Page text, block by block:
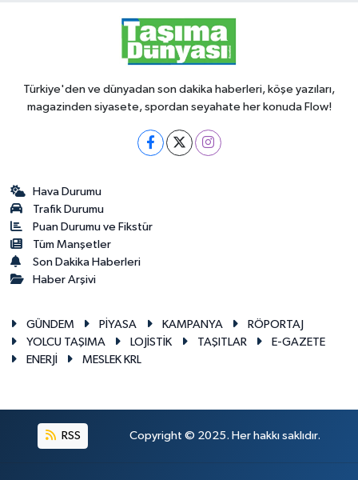
Türkiye'den ve dünyadan son dakika haberleri, köşe yazıları,
magazinden siyasete, spordan seyahate her konuda Flow!
Hava Durumu
Trafik Durumu
Puan Durumu ve Fikstür
Tüm Manşetler
Son Dakika Haberleri
Haber Arşivi
GÜNDEM PİYASA KAMPANYA
RÖPORTAJ
YOLCU TAŞIMA
LOJİSTİK TAŞITLAR
E-GAZETE
ENERJİ
MESLEK KRL
RSS Copyright © 2025. Her hakkı saklıdır.